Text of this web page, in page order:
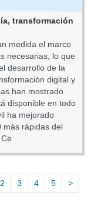
transformación
medida el marco
necesarias, lo que
desarrollo de la
digital y
han mostrado
disponible en todo
ha mejorado
más rápidas del
2 3 4 5 >